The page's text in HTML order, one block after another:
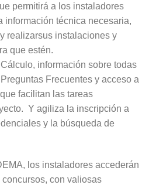
permitirá a los instaladores
información técnica necesaria,
realizarsus instalaciones y
que estén.
información sobre todas
Frecuentes y acceso a
facilitan las tareas
Y agiliza la inscripción a
y la búsqueda de
los instaladores accederán
con valiosas